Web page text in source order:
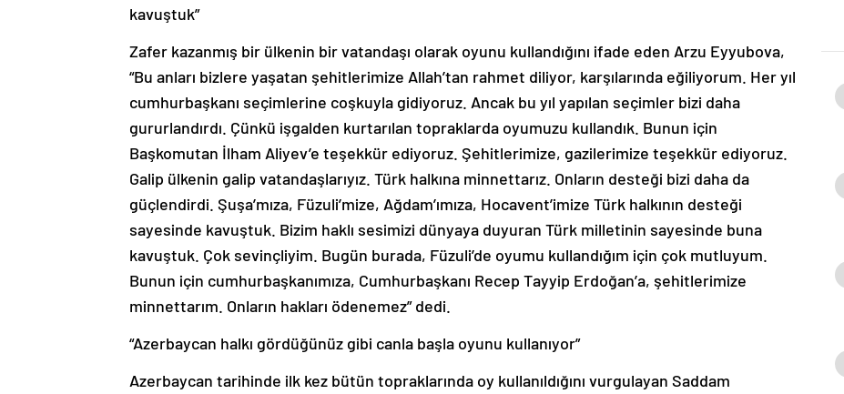
kavuştuk”
Zafer kazanmış bir ülkenin bir vatandaşı olarak oyunu kullandığını ifade eden Arzu Eyyubova,
“Bu anları bizlere yaşatan şehitlerimize Allah’tan rahmet diliyor, karşılarında eğiliyorum. Her yıl
cumhurbaşkanı seçimlerine coşkuyla gidiyoruz. Ancak bu yıl yapılan seçimler bizi daha
gururlandırdı. Çünkü işgalden kurtarılan topraklarda oyumuzu kullandık. Bunun için
Başkomutan İlham Aliyev’e teşekkür ediyoruz. Şehitlerimize, gazilerimize teşekkür ediyoruz.
Galip ülkenin galip vatandaşlarıyız. Türk halkına minnettarız. Onların desteği bizi daha da
güçlendirdi. Şuşa’mıza, Füzuli’mize, Ağdam’ımıza, Hocavent’imize Türk halkının desteği
sayesinde kavuştuk. Bizim haklı sesimizi dünyaya duyuran Türk milletinin sayesinde buna
kavuştuk. Çok sevinçliyim. Bugün burada, Füzuli’de oyumu kullandığım için çok mutluyum.
Bunun için cumhurbaşkanımıza, Cumhurbaşkanı Recep Tayyip Erdoğan’a, şehitlerimize
minnettarım. Onların hakları ödenemez” dedi.
“Azerbaycan halkı gördüğünüz gibi canla başla oyunu kullanıyor”
Azerbaycan tarihinde ilk kez bütün topraklarında oy kullanıldığını vurgulayan Saddam